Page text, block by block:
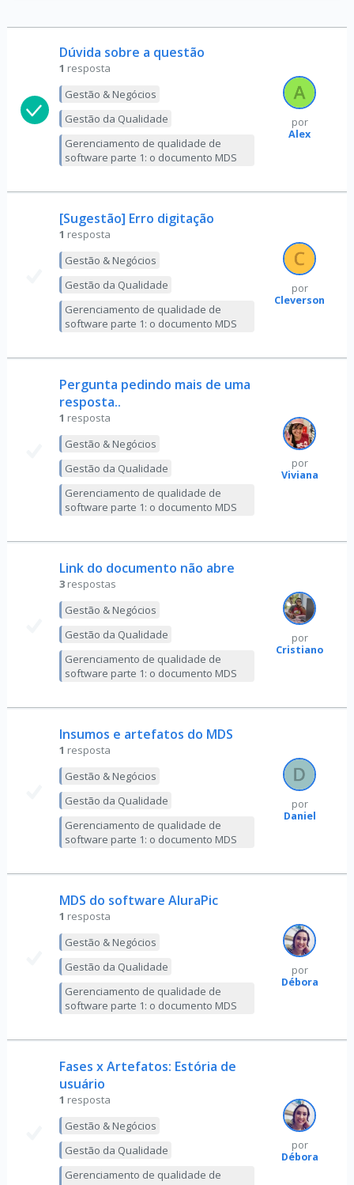
Dúvida sobre a questão
1 resposta
Gestão & Negócios
Gestão da Qualidade
Gerenciamento de qualidade de
software parte 1: o documento MDS
por
Alex
[Sugestão] Erro digitação
1 resposta
Gestão & Negócios
Gestão da Qualidade
Gerenciamento de qualidade de
software parte 1: o documento MDS
por
Cleverson
Pergunta pedindo mais de uma
resposta..
1 resposta
Gestão & Negócios
Gestão da Qualidade
Gerenciamento de qualidade de
software parte 1: o documento MDS
por
Viviana
Link do documento não abre
3 respostas
Gestão & Negócios
Gestão da Qualidade
Gerenciamento de qualidade de
software parte 1: o documento MDS
por
Cristiano
Insumos e artefatos do MDS
1 resposta
Gestão & Negócios
Gestão da Qualidade
Gerenciamento de qualidade de
software parte 1: o documento MDS
por
Daniel
MDS do software AluraPic
1 resposta
Gestão & Negócios
Gestão da Qualidade
Gerenciamento de qualidade de
software parte 1: o documento MDS
por
Débora
Fases x Artefatos: Estória de
usuário
1 resposta
Gestão & Negócios
Gestão da Qualidade
Gerenciamento de qualidade de
por
Débora